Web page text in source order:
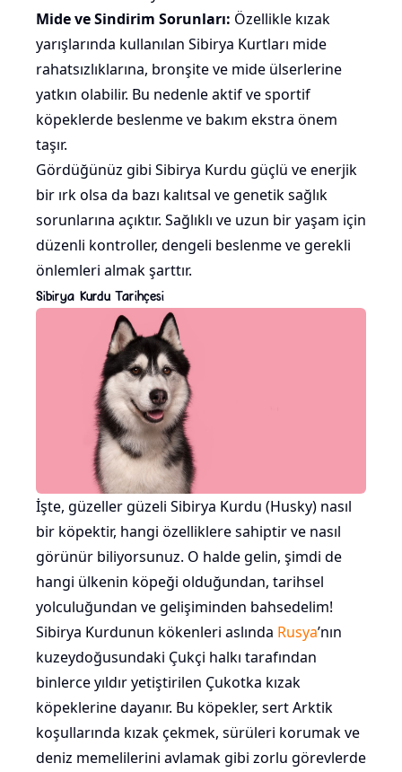
Mide ve Sindirim Sorunları: Özellikle kızak
yarışlarında kullanılan Sibirya Kurtları mide
rahatsızlıklarına, bronşite ve mide ülserlerine
yatkın olabilir. Bu nedenle aktif ve sportif
köpeklerde beslenme ve bakım ekstra önem
taşır.
Gördüğünüz gibi Sibirya Kurdu güçlü ve enerjik
bir ırk olsa da bazı kalıtsal ve genetik sağlık
sorunlarına açıktır. Sağlıklı ve uzun bir yaşam için
düzenli kontroller, dengeli beslenme ve gerekli
önlemleri almak şarttır.
Sibirya Kurdu Tarihçesi
İşte, güzeller güzeli Sibirya Kurdu (Husky) nasıl
bir köpektir, hangi özelliklere sahiptir ve nasıl
görünür biliyorsunuz. O halde gelin, şimdi de
hangi ülkenin köpeği olduğundan, tarihsel
yolculuğundan ve gelişiminden bahsedelim!
Sibirya Kurdunun kökenleri aslında Rusya’nın
kuzeydoğusundaki Çukçi halkı tarafından
binlerce yıldır yetiştirilen Çukotka kızak
köpeklerine dayanır. Bu köpekler, sert Arktik
koşullarında kızak çekmek, sürüleri korumak ve
deniz memelilerini avlamak gibi zorlu görevlerde